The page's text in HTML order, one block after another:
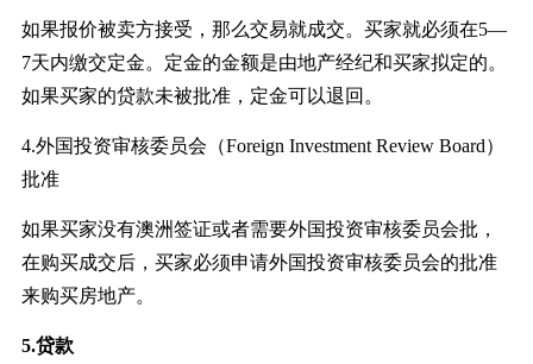
如果报价被卖方接受，那么交易就成交。买家就必须在5—
7天内缴交定金。定金的金额是由地产经纪和买家拟定的。
如果买家的贷款未被批准，定金可以退回。
4.外国投资审核委员会（Foreign Investment Review Board）
批准
如果买家没有澳洲签证或者需要外国投资审核委员会批，
在购买成交后，买家必须申请外国投资审核委员会的批准
来购买房地产。
5.贷款